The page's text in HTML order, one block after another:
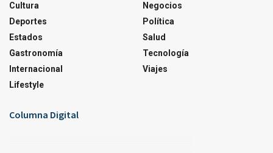
Cultura
Deportes
Estados
Gastronomía
Internacional
Lifestyle
Negocios
Política
Salud
Tecnología
Viajes
Columna Digital